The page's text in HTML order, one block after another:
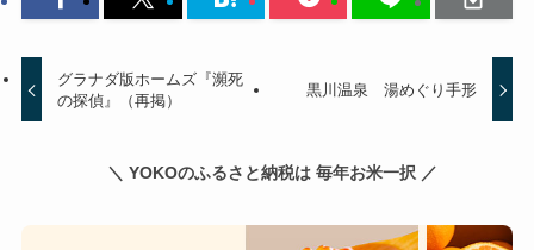
グラナダ版ホームズ『瀕死
の探偵』（再掲）
黒川温泉 湯めぐり手形
＼ YOKOのふるさと納税は 毎年お米一択 ／